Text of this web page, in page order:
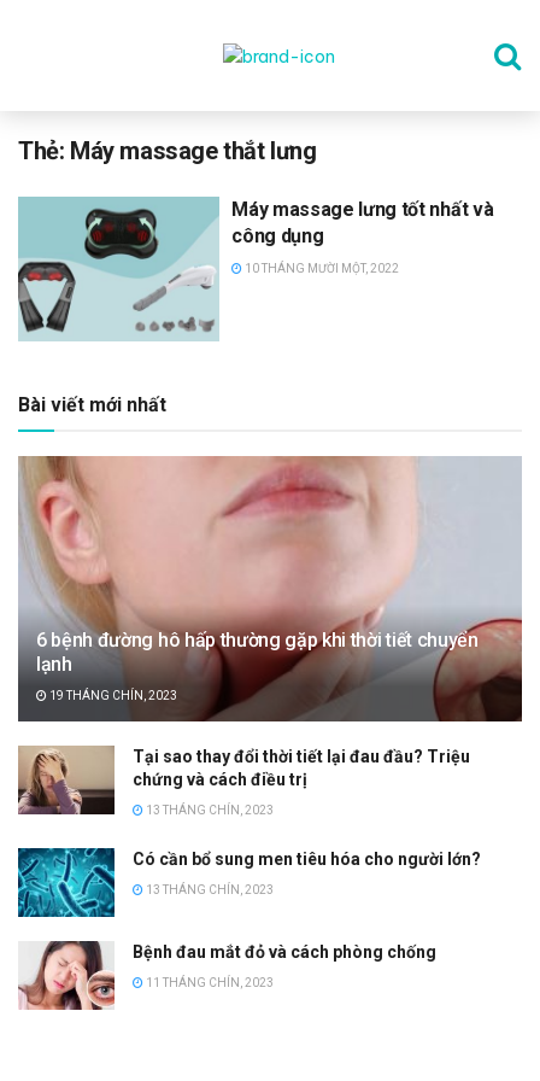
THỂ DỤC
DINH DƯỠNG
CÔNG NGHỆ
Thẻ: Máy massage thắt lưng
Máy massage lưng tốt nhất và
công dụng
10 THÁNG MƯỜI MỘT, 2022
Bài viết mới nhất
6 bệnh đường hô hấp thường gặp khi thời tiết chuyển
lạnh
19 THÁNG CHÍN, 2023
Tại sao thay đổi thời tiết lại đau đầu? Triệu
chứng và cách điều trị
13 THÁNG CHÍN, 2023
Có cần bổ sung men tiêu hóa cho người lớn?
13 THÁNG CHÍN, 2023
Bệnh đau mắt đỏ và cách phòng chống
11 THÁNG CHÍN, 2023